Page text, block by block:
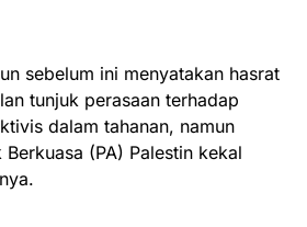
sebelum ini menyatakan hasrat
tunjuk perasaan terhadap
dalam tahanan, namun
(PA) Palestin kekal